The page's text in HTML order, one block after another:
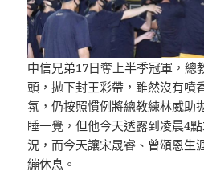
中信兄弟17日奪上半季冠軍，總
頭，拋下封王彩帶，雖然沒有噴
氛，仍按照慣例將總教練林威助
睡一覺，但他今天透露到凌晨4
況，而今天讓宋晟睿、曾頌恩生
繃休息。